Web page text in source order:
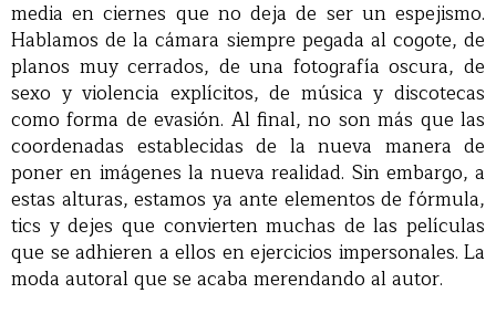
media en ciernes que no deja de ser un espejismo.
Hablamos de la cámara siempre pegada al cogote, de
planos muy cerrados, de una fotografía oscura, de
sexo y violencia explícitos, de música y discotecas
como forma de evasión. Al final, no son más que las
coordenadas establecidas de la nueva manera de
poner en imágenes la nueva realidad. Sin embargo, a
estas alturas, estamos ya ante elementos de fórmula,
tics y dejes que convierten muchas de las películas
que se adhieren a ellos en ejercicios impersonales. La
moda autoral que se acaba merendando al autor.